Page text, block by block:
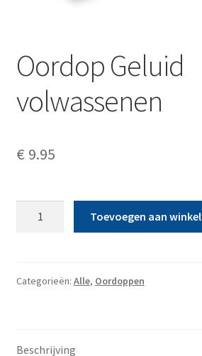
Oordop Geluid
volwassenen
€ 9.95
Toevoegen aan
Categorieën: Alle, Oordoppen
Beschrijving